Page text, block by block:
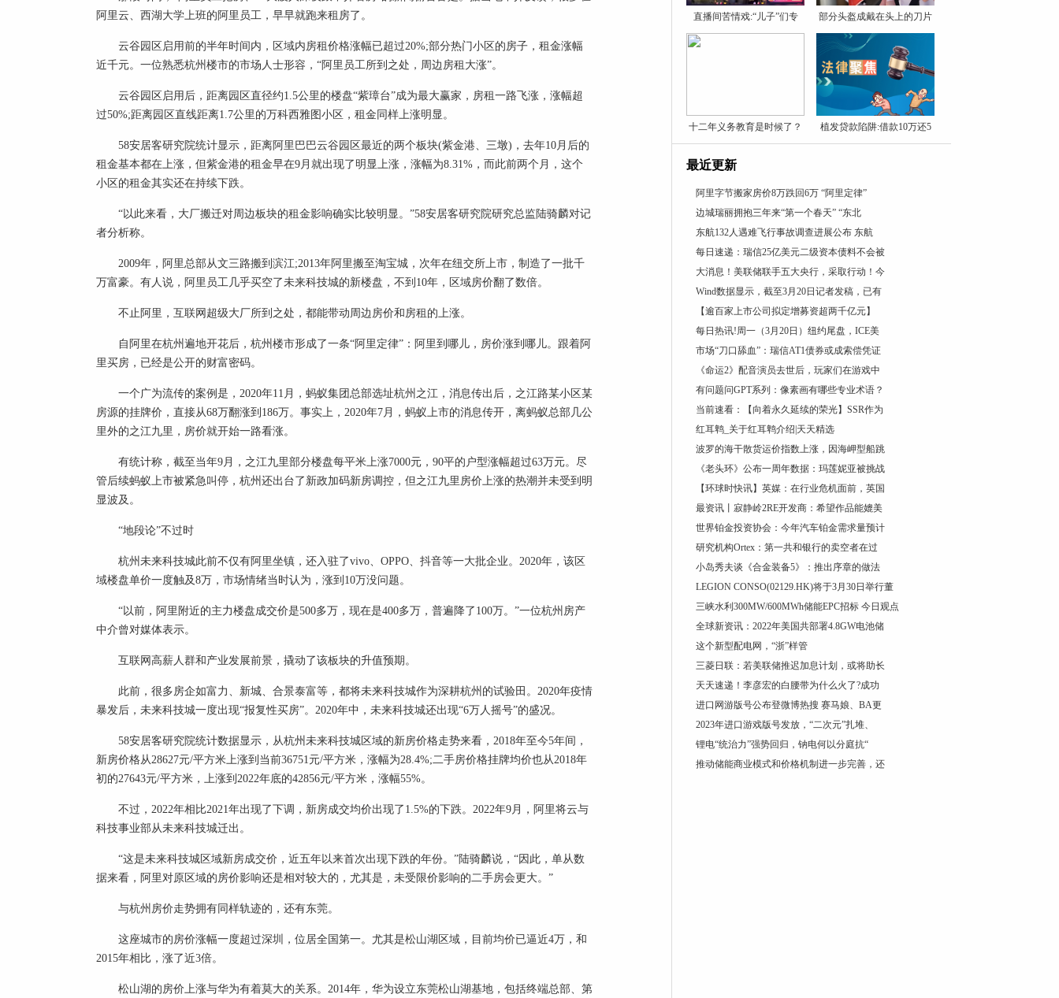
阿里云、西湖大学上班的阿里员工，早早就跑来租房了。
云谷园区启用前的半年时间内，区域内房租价格涨幅已超过20%;部分热门小区的房子，租金涨幅
近千元。一位熟悉杭州楼市的市场人士形容，“阿里员工所到之处，周边房租大涨”。
云谷园区启用后，距离园区直径约1.5公里的楼盘“紫璋台”成为最大赢家，房租一路飞涨，涨幅超
过50%;距离园区直线距离1.7公里的万科西雅图小区，租金同样上涨明显。
58安居客研究院统计显示，距离阿里巴巴云谷园区最近的两个板块(紫金港、三墩)，去年10月后的
租金基本都在上涨，但紫金港的租金早在9月就出现了明显上涨，涨幅为8.31%，而此前两个月，这个
小区的租金其实还在持续下跌。
“以此来看，大厂搬迁对周边板块的租金影响确实比较明显。”58安居客研究院研究总监陆骑麟对记
者分析称。
2009年，阿里总部从文三路搬到滨江;2013年阿里搬至淘宝城，次年在纽交所上市，制造了一批千
万富豪。有人说，阿里员工几乎买空了未来科技城的新楼盘，不到10年，区域房价翻了数倍。
不止阿里，互联网超级大厂所到之处，都能带动周边房价和房租的上涨。
自阿里在杭州遍地开花后，杭州楼市形成了一条“阿里定律”：阿里到哪儿，房价涨到哪儿。跟着阿
里买房，已经是公开的财富密码。
一个广为流传的案例是，2020年11月，蚂蚁集团总部选址杭州之江，消息传出后，之江路某小区某
房源的挂牌价，直接从68万翻涨到186万。事实上，2020年7月，蚂蚁上市的消息传开，离蚂蚁总部几公
里外的之江九里，房价就开始一路看涨。
有统计称，截至当年9月，之江九里部分楼盘每平米上涨7000元，90平的户型涨幅超过63万元。尽
管后续蚂蚁上市被紧急叫停，杭州还出台了新政加码新房调控，但之江九里房价上涨的热潮并未受到明
显波及。
“地段论”不过时
杭州未来科技城此前不仅有阿里坐镇，还入驻了vivo、OPPO、抖音等一大批企业。2020年，该区
域楼盘单价一度触及8万，市场情绪当时认为，涨到10万没问题。
“以前，阿里附近的主力楼盘成交价是500多万，现在是400多万，普遍降了100万。”一位杭州房产
中介曾对媒体表示。
互联网高薪人群和产业发展前景，撬动了该板块的升值预期。
此前，很多房企如富力、新城、合景泰富等，都将未来科技城作为深耕杭州的试验田。2020年疫情
暴发后，未来科技城一度出现“报复性买房”。2020年中，未来科技城还出现“6万人摇号”的盛况。
58安居客研究院统计数据显示，从杭州未来科技城区域的新房价格走势来看，2018年至今5年间，
新房价格从28627元/平方米上涨到当前36751元/平方米，涨幅为28.4%;二手房价格挂牌均价也从2018年
初的27643元/平方米，上涨到2022年底的42856元/平方米，涨幅55%。
不过，2022年相比2021年出现了下调，新房成交均价出现了1.5%的下跌。2022年9月，阿里将云与
科技事业部从未来科技城迁出。
“这是未来科技城区域新房成交价，近五年以来首次出现下跌的年份。”陆骑麟说，“因此，单从数
据来看，阿里对原区域的房价影响还是相对较大的，尤其是，未受限价影响的二手房会更大。”
与杭州房价走势拥有同样轨迹的，还有东莞。
这座城市的房价涨幅一度超过深圳，位居全国第一。尤其是松山湖区域，目前均价已逼近4万，和
2015年相比，涨了近3倍。
松山湖的房价上涨与华为有着莫大的关系。2014年，华为设立东莞松山湖基地，包括终端总部、第
直播间苦情戏:“儿子”们专 部分头盔成戴在头上的刀片
十二年义务教育是时候了？
可
植发贷款陷阱:借款10万还5
万
最近更新
阿里字节搬家房价8万跌回6万 “阿里定律”
边城瑞丽拥抱三年来“第一个春天” “东北
东航132人遇难飞行事故调查进展公布 东航
每日速递：瑞信25亿美元二级资本债料不会被
大消息！美联储联手五大央行，采取行动！今
Wind数据显示，截至3月20日记者发稿，已有
【逾百家上市公司拟定增募资超两千亿元】
每日热讯!周一（3月20日）纽约尾盘，ICE美
市场“刀口舔血”：瑞信AT1债券或成索偿凭证
《命运2》配音演员去世后，玩家们在游戏中
有问题问GPT系列：像素画有哪些专业术语？
当前速看：【向着永久延续的荣光】SSR作为
红耳鹎_关于红耳鹎介绍|天天精选
波罗的海干散货运价指数上涨，因海岬型船跳
《老头环》公布一周年数据：玛莲妮亚被挑战
【环球时快讯】英媒：在行业危机面前，英国
最资讯丨寂静岭2RE开发商：希望作品能媲美
世界铂金投资协会：今年汽车铂金需求量预计
研究机构Ortex：第一共和银行的卖空者在过
小岛秀夫谈《合金装备5》：推出序章的做法
LEGION CONSO(02129.HK)将于3月30日举行董
三峡水利300MW/600MWh储能EPC招标 今日观点
全球新资讯：2022年美国共部署4.8GW电池储
这个新型配电网，“浙”样管
三菱日联：若美联储推迟加息计划，或将助长
天天速递！李彦宏的白腰带为什么火了?成功
进口网游版号公布登微博热搜 赛马娘、BA更
2023年进口游戏版号发放，“二次元”扎堆、
锂电“统治力”强势回归，钠电何以分庭抗“
推动储能商业模式和价格机制进一步完善，还